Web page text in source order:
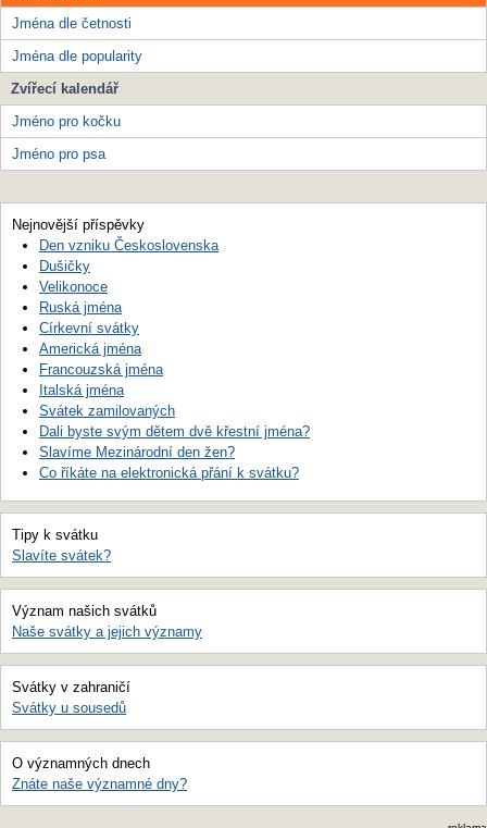
Jména dle četnosti
Jména dle popularity
Zvířecí kalendář
Jméno pro kočku
Jméno pro psa
Nejnovější příspěvky
Den vzniku Československa
Dušičky
Velikonoce
Ruská jména
Církevní svátky
Americká jména
Francouzská jména
Italská jména
Svátek zamilovaných
Dali byste svým dětem dvě křestní jména?
Slavíme Mezinárodní den žen?
Co říkáte na elektronická přání k svátku?
Tipy k svátku
Slavíte svátek?
Význam našich svátků
Naše svátky a jejich významy
Svátky v zahraničí
Svátky u sousedů
O významných dnech
Znáte naše významné dny?